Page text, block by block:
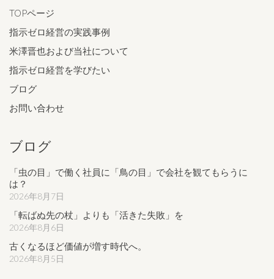
TOPページ
指示ゼロ経営の実践事例
米澤晋也および当社について
指示ゼロ経営を学びたい
ブログ
お問い合わせ
ブログ
「虫の目」で働く社員に「鳥の目」で会社を観てもらうに
は？
2026年8月7日
「転ばぬ先の杖」よりも「活きた失敗」を
2026年8月6日
古くなるほど価値が増す時代へ。
2026年8月5日